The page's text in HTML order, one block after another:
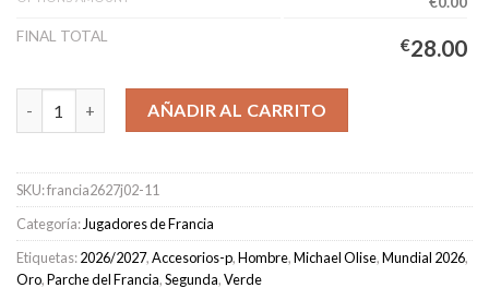
FINAL TOTAL
€28.00
Camiseta Francia Segunda Equipación Hombre 2026/2027 -
AÑADIR AL CARRITO
SKU:francia2627j02-11
Categoría:Jugadores de Francia
Etiquetas:2026/2027,Accesorios-p,Hombre,Michael Olise,Mundial 2026,
Oro,Parche del Francia,Segunda,Verde